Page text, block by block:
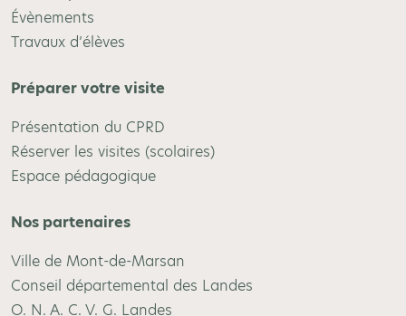
Évènements
Travaux d’élèves
Préparer votre visite
Présentation du CPRD
Réserver les visites (scolaires)
Espace pédagogique
Nos partenaires
Ville de Mont-de-Marsan
Conseil départemental des Landes
O. N. A. C. V. G. Landes